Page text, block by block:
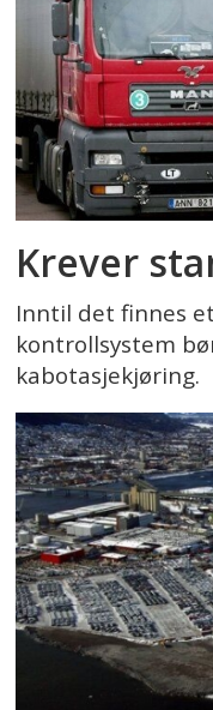
Krever
Inntil det finnes
kontrollsystem
kabotasjekjøring.